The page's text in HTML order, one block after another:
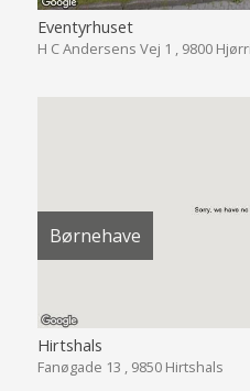
Eventyrhuset
H C Andersens Vej 1 , 9800
Børnehave
Hirtshals
Fanøgade 13 , 9850 Hirtshals